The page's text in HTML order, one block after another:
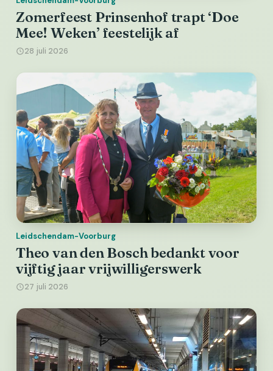
Zomerfeest Prinsenhof trapt ‘Doe
Mee! Weken’ feestelijk af
28 juli 2026
Leidschendam-Voorburg
Theo van den Bosch bedankt voor
vijftig jaar vrijwilligerswerk
27 juli 2026